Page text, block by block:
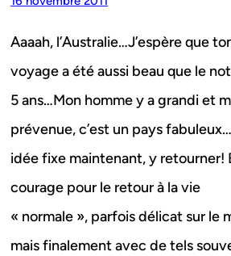
Aaaah, l’Australie…J’espère que
voyage a été aussi beau que le
5 ans…Mon homme y a grandi et
prévenue, c’est un pays
idée fixe maintenant, y retourner!
courage pour le retour à la vie
« normale », parfois délicat sur le
mais finalement avec de tels